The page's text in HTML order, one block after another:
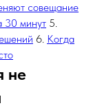
совещание
30 минут 5.
6. Когда
не